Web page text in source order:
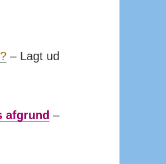
– Lagt ud
afgrund –